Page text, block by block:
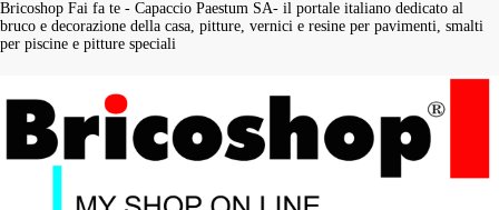
Bricoshop Fai fa te - Capaccio Paestum SA- il portale italiano dedicato al
bruco e decorazione della casa, pitture, vernici e resine per pavimenti, smalti
per piscine e pitture speciali